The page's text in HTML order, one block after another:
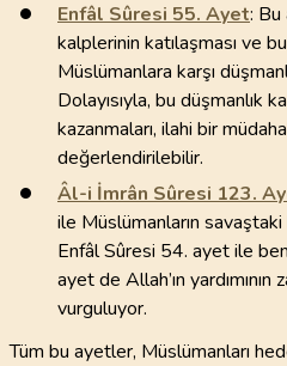
Enfâl Sûresi 55. Ayet: Bu
kalplerinin katılaşması ve
Müslümanlara karşı
Dolayısıyla, bu düşmanlık
kazanmaları, ilahi bir
değerlendirilebilir.
Âl-i İmrân Sûresi 123.
ile Müslümanların savaştaki
Enfâl Sûresi 54. ayet ile
ayet de Allah’ın yardımının
vurguluyor.
Tüm bu ayetler, Müslümanları